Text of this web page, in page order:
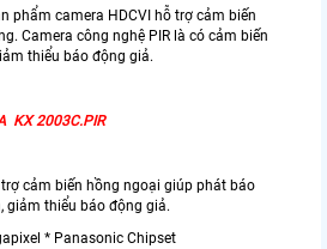
phẩm camera HDCVI hỗ trợ cảm biến
Camera công nghệ PIR là có cảm biến
thiểu báo động giả.
KX 2003C.PIR
trợ cảm biến hồng ngoại giúp phát báo
giảm thiểu báo động giả.
* Panasonic Chipset